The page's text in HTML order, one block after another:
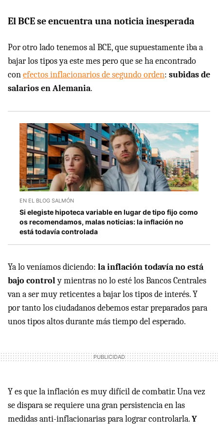
El BCE se encuentra una noticia inesperada
Por otro lado tenemos al BCE, que supuestamente iba a
bajar los tipos ya este mes pero que se ha encontrado
conefectos inflacionarios de segundo orden: subidas de
salarios en Alemania.
EN EL BLOG SALMÓN
Si elegiste hipoteca variable en lugar de tipo fijo como
os recomendamos, malas noticias: la inflación no
está todavía controlada
Ya lo veníamos diciendo: la inflación todavía no está
bajo controly mientras no lo esté los Bancos Centrales
van a ser muy reticentes a bajar los tipos de interés. Y
por tanto los ciudadanos debemos estar preparados para
unos tipos altos durante más tiempo del esperado.
Y es que la inflación es muy difícil de combatir. Una vez
se dispara se requiere una gran persistencia en las
medidas anti-inflacionarias para lograr controlarla.Y